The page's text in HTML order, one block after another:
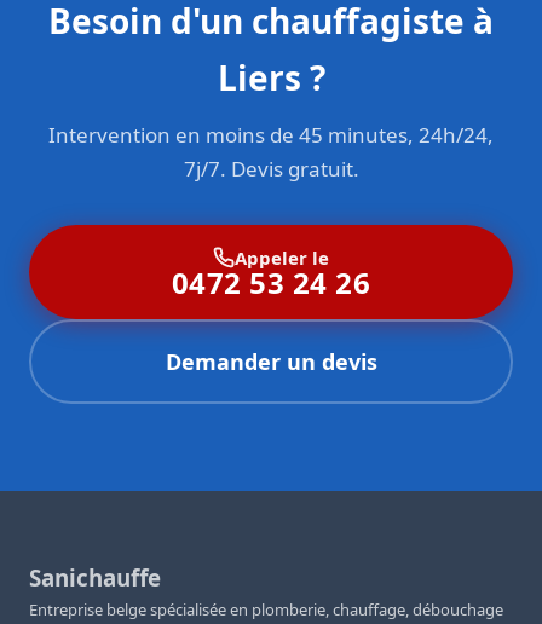
Besoin d'un chauffagiste à
Liers ?
Intervention en moins de 45 minutes, 24h/24,
7j/7. Devis gratuit.
Appeler le
0472 53 24 26
Demander un devis
Sanichauffe
Entreprise belge spécialisée en plomberie, chauffage, débouchage